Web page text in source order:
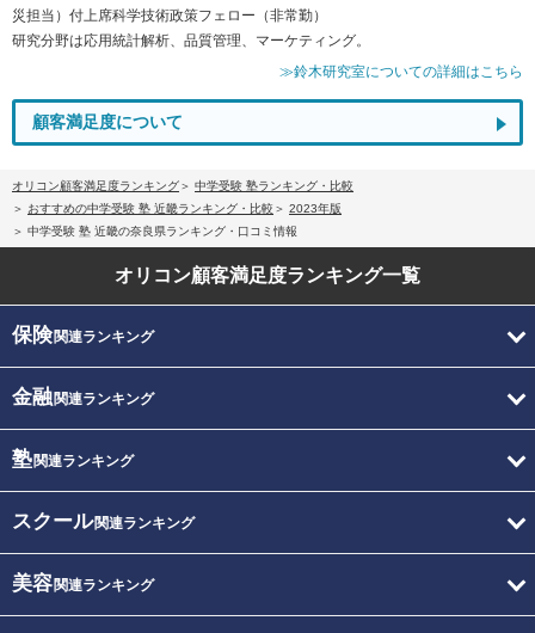
災担当）付上席科学技術政策フェロー（非常勤）
研究分野は応用統計解析、品質管理、マーケティング。
≫鈴木研究室についての詳細はこちら
顧客満足度について
オリコン顧客満足度ランキング
中学受験 塾ランキング・比較
おすすめの中学受験 塾 近畿ランキング・比較
2023年版
中学受験 塾 近畿の奈良県ランキング・口コミ情報
オリコン顧客満足度ランキング一覧
保険関連ランキング
金融関連ランキング
塾関連ランキング
スクール関連ランキング
美容関連ランキング